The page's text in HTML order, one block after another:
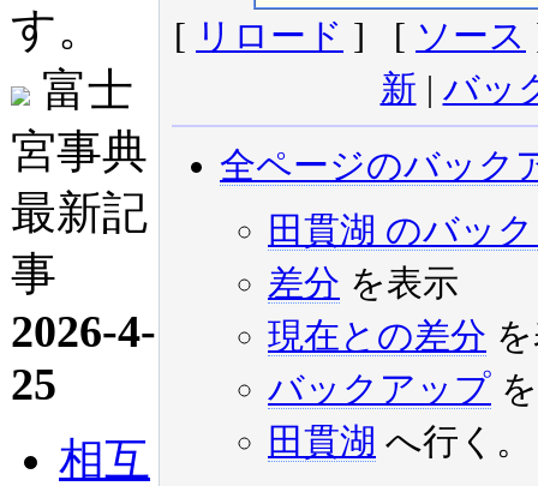
す。
富士
宮事典
最新記
事
2026-4-
25
相互
[ リロード ] [ ソース
新 | バッ
全ページのバック
田貫湖 のバッ
差分 を表示
現在との差分
バックアップ
田貫湖 へ行く。